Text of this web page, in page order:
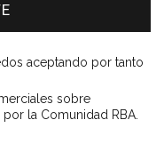
aceptando por tanto
sobre
la Comunidad RBA.